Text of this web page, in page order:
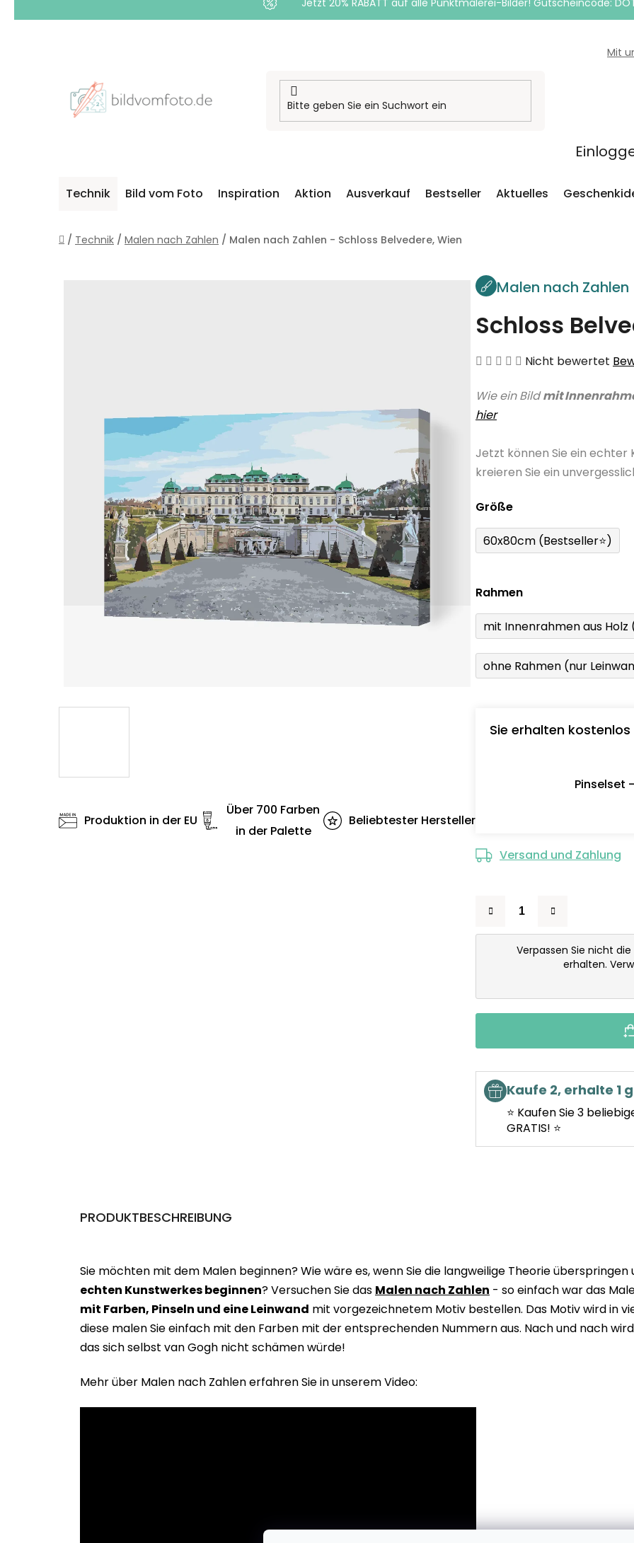
Jetzt 20% RABATT auf alle Punktmalerei-Bilder! Gutscheincode:
Mit
Technik Bild vom Foto Inspiration Aktion Ausverkauf Bestseller Aktuelles
Startseite
/ Technik / Malen nach Zahlen / Malen nach Zahlen - Schloss Belvedere, Wien
Malen nach Zahlen
Schloss
Die
Produktbewertung
von
5
Nicht bewertet
Wie ein Bildmit
hier
Jetzt können Sie ein echter
kreieren Sie ein
Größe
60x80cm (Bestseller⭐)
Rahmen
mit Innenrahmen aus
ohne Rahmen (nur
Sie erhalten kostenlos
Pinselset
Versand und Zahlung
Verpassen Sie nicht
erhalten.
Kaufe 2, erhalte 1
⭐ Kaufen Sie 3
GRATIS! ⭐
Produktion in der EU
Über 700 Farben
in der Palette
Beliebtester Hersteller
PRODUKTBESCHREIBUNG
Sie möchten mit dem Malen beginnen? Wie wäre es, wenn Sie die langweilige Theorie überspringen
echten Kunstwerkes beginnen? Versuchen Sie das Malen nach Zahlen - so einfach war das
mit Farben, Pinseln und eine Leinwand mit vorgezeichnetem Motiv bestellen. Das Motiv wird in
diese malen Sie einfach mit den Farben mit der entsprechenden Nummern aus. Nach und nach
das sich selbst van Gogh nicht schämen würde!
Mehr über Malen nach Zahlen erfahren Sie in unserem Video: